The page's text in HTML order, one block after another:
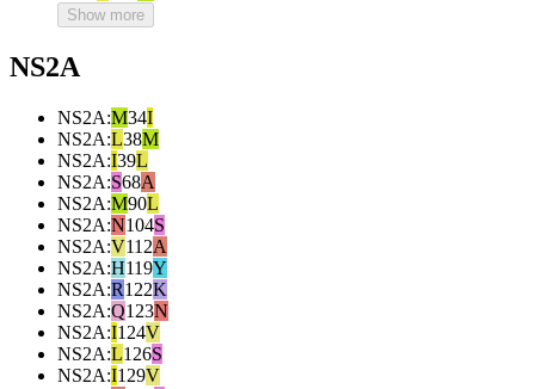
Show more
NS2A
NS2A:M34I
NS2A:L38M
NS2A:I39L
NS2A:S68A
NS2A:M90L
NS2A:N104S
NS2A:V112A
NS2A:H119Y
NS2A:R122K
NS2A:Q123N
NS2A:I124V
NS2A:L126S
NS2A:I129V